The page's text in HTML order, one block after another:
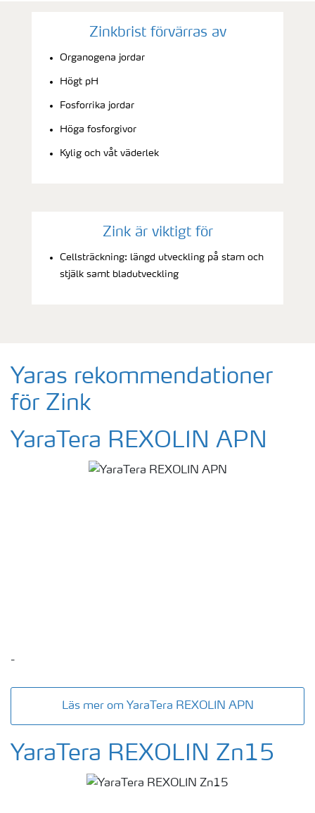
Zinkbrist förvärras av
Organogena jordar
Högt pH
Fosforrika jordar
Höga fosforgivor
Kylig och våt väderlek
Zink är viktigt för
Cellsträckning: längd utveckling på stam och
stjälk samt bladutveckling
Yaras rekommendationer
för Zink
YaraTera REXOLIN APN
-
Läs mer om YaraTera REXOLIN APN
YaraTera REXOLIN Zn15